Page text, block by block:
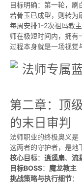
目标明确：第一轮，刷
若骨玉已成型，则转为
每周安排1-2次祖玛教
师在极短时间内，拥有
过程本身就是一场视觉
第二章：顶
的末日审判
法师职业的终极奥义是
这两者的守护者，是
核心目标： 逍遥扇、 流
目标BOSS： 魔龙教主
挑战策略与执行细节：